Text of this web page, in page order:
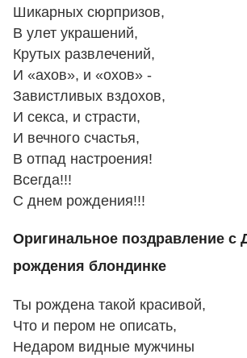
Шикарных сюрпризов,
В улет украшений,
Крутых развлечений,
И «ахов», и «охов» -
Завистливых вздохов,
И секса, и страсти,
И вечного счастья,
В отпад настроения!
Всегда!!!
С днем рождения!!!
Оригинальное поздравление с
рождения блондинке
Ты рождена такой красивой,
Что и пером не описать,
Недаром видные мужчины